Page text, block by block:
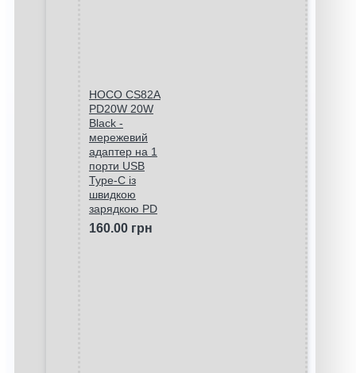
HOCO CS82A
PD20W 20W
Black -
мережевий
адаптер на 1
порти USB
Type-C із
швидкою
зарядкою PD
160.00 грн